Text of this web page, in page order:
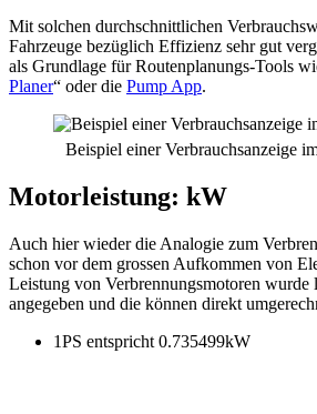
Mit solchen durchschnittlichen
Fahrzeuge bezüglich Effizienz sehr gut
als Grundlage für Routenplanungs-Tools
Planer“ oder die Pump App.
Beispiel einer Verbrauchsanzeige
Motorleistung: kW
Auch hier wieder die Analogie zum
schon vor dem grossen Aufkommen von
Leistung von Verbrennungsmotoren wurde
angegeben und die können direkt
1PS entspricht 0.735499kW